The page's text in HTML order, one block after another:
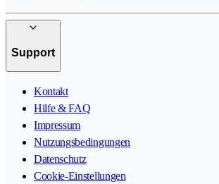
Support
Kontakt
Hilfe & FAQ
Impressum
Nutzungsbedingungen
Datenschutz
Cookie-Einstellungen